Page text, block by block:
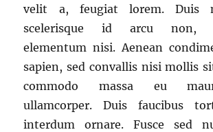
velit a, feugiat lorem. Duis
scelerisque id arcu non,
elementum nisi. Aenean
sapien, sed convallis nisi mollis
commodo massa eu
ullamcorper. Duis faucibus
interdum ornare. Fusce sed